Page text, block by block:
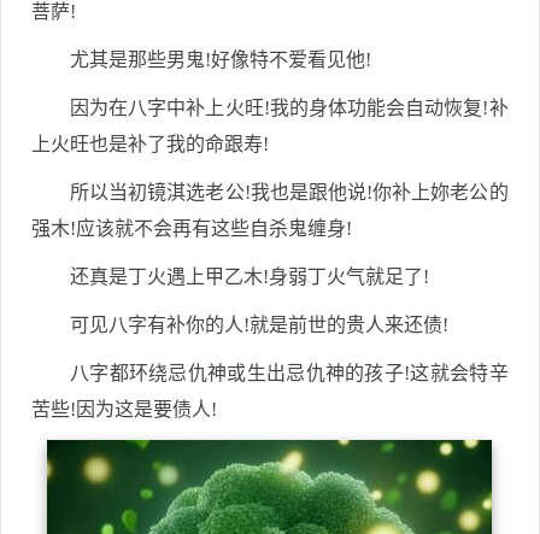
菩萨!
尤其是那些男鬼!好像特不爱看见他!
因为在八字中补上火旺!我的身体功能会自动恢复!补
上火旺也是补了我的命跟寿!
所以当初镜淇选老公!我也是跟他说!你补上妳老公的
强木!应该就不会再有这些自杀鬼缠身!
还真是丁火遇上甲乙木!身弱丁火气就足了!
可见八字有补你的人!就是前世的贵人来还债!
八字都环绕忌仇神或生出忌仇神的孩子!这就会特辛
苦些!因为这是要债人!